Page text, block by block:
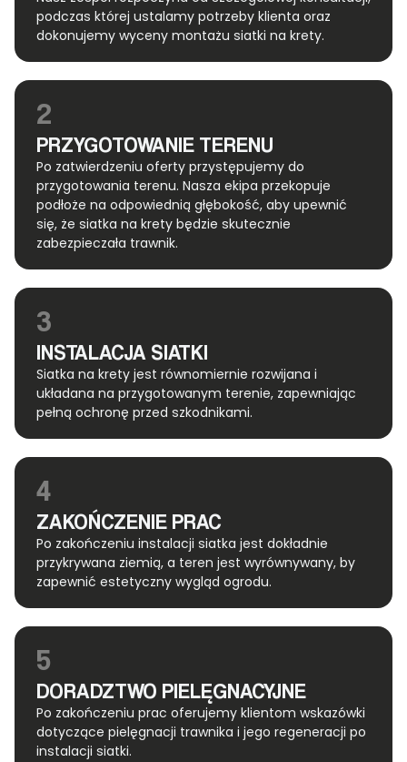
podczas której ustalamy potrzeby klienta oraz
dokonujemy wyceny montażu siatki na krety.
2
PRZYGOTOWANIE TERENU
Po zatwierdzeniu oferty przystępujemy do
przygotowania terenu. Nasza ekipa przekopuje
podłoże na odpowiednią głębokość, aby upewnić
się, że siatka na krety będzie skutecznie
zabezpieczała trawnik.
3
INSTALACJA SIATKI
Siatka na krety jest równomiernie rozwijana i
układana na przygotowanym terenie, zapewniając
pełną ochronę przed szkodnikami.
4
ZAKOŃCZENIE PRAC
Po zakończeniu instalacji siatka jest dokładnie
przykrywana ziemią, a teren jest wyrównywany, by
zapewnić estetyczny wygląd ogrodu.
5
DORADZTWO PIELĘGNACYJNE
Po zakończeniu prac oferujemy klientom wskazówki
dotyczące pielęgnacji trawnika i jego regeneracji po
instalacji siatki.